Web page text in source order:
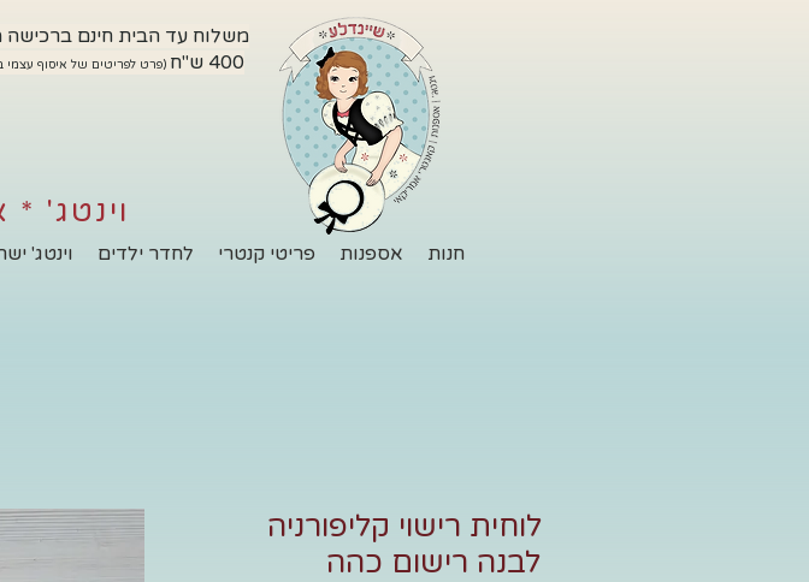
משלוח עד הבית חינם ברכישה
400 ש"ח
(פרט לפריטים של איסוף עצמי
וינטג'
חנות אספנות פריטי קנטרי לחדר ילדים וינטג'
לוחית רישוי קליפורניה
לבנה רישום כהה